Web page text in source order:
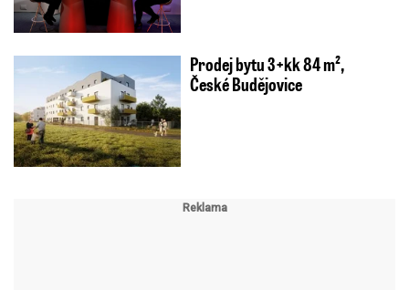
Prodej bytu 3+kk 84 m²,
České Budějovice